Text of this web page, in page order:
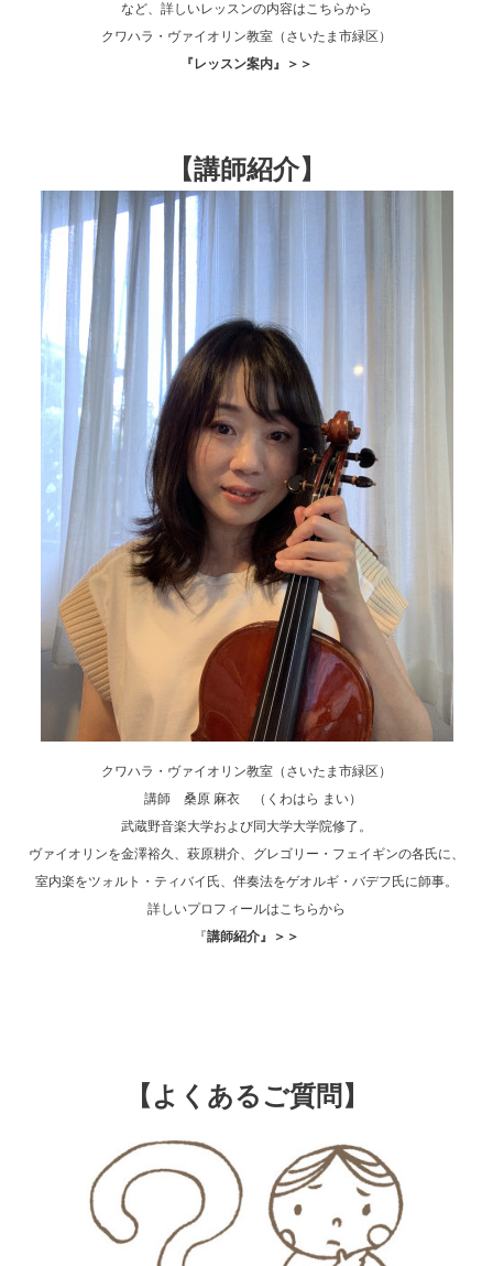
など、詳しいレッスンの内容はこちらから
クワハラ・ヴァイオリン教室（さいたま市緑区）
『レッスン案内』＞＞
【講師紹介】
クワハラ・ヴァイオリン教室（さいたま市緑区）
講師 桑原 麻衣 （くわはら まい）
武蔵野音楽大学および同大学大学院修了。
ヴァイオリンを金澤裕久、萩原耕介、グレゴリー・フェイギンの各氏に、
室内楽をツォルト・ティバイ氏、伴奏法をゲオルギ・バデフ氏に師事。
詳しいプロフィールはこちらから
『講師紹介』＞＞
【よくあるご質問】